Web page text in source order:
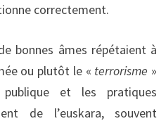
correctement.
bonnes âmes répétaient à
ou plutôt le « terrorisme »
et les pratiques
de l’euskara, souvent